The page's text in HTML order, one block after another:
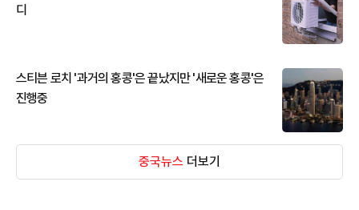
디
스티븐 로치 '과거의 홍콩'은 끝났지만 '새로운 홍콩'은
진행중
중국뉴스 더보기